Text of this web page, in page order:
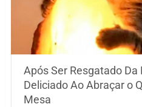
Após Ser Resgatado Da
Deliciado Ao Abraçar o
Mesa